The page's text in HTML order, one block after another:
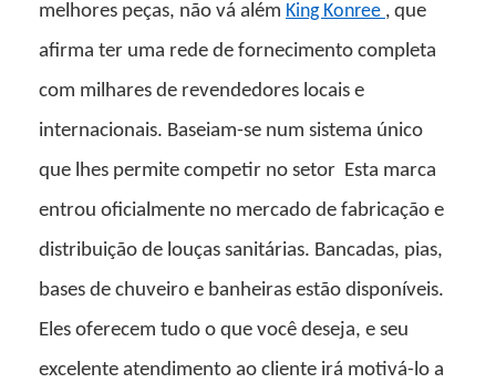
melhores peças, não vá além King Konree , que
afirma ter uma rede de fornecimento completa
com milhares de revendedores locais e
internacionais. Baseiam-se num sistema único
que lhes permite competir no setor Esta marca
entrou oficialmente no mercado de fabricação e
distribuição de louças sanitárias. Bancadas, pias,
bases de chuveiro e banheiras estão disponíveis.
Eles oferecem tudo o que você deseja, e seu
excelente atendimento ao cliente irá motivá-lo a